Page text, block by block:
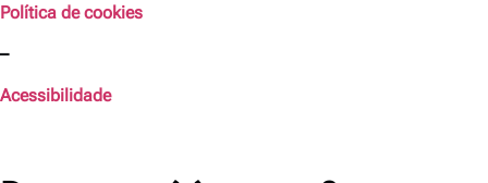
Política de cookies
–
Acessibilidade